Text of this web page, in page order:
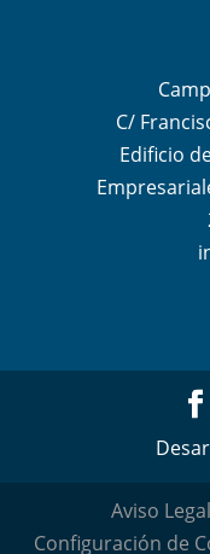
C/
Edificio
Aviso Legal
Configuración de